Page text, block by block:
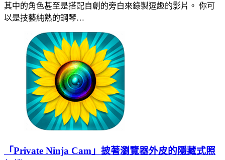
其中的角色甚至是搭配自創的旁白來錄製逗趣的影片。 你可
以是技藝純熟的鋼琴…
「Private Ninja Cam」披著瀏覽器外皮的隱藏式照